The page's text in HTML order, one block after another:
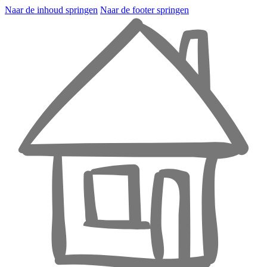
Naar de inhoud springen Naar de footer springen